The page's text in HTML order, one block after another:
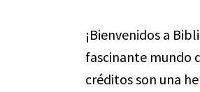
¡Bienvenidos a
fascinante mundo
créditos son una